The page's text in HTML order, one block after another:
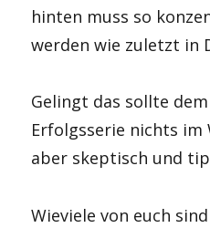
hinten muss so
werden wie zuletzt in
Gelingt das sollte
Erfolgsserie nichts im
aber skeptisch und
Wieviele von euch